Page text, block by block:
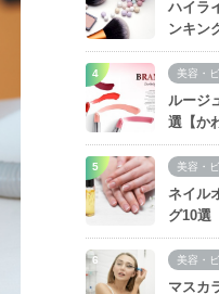
ハイラ
ンキン
美容・
ルージ
選【か
美容・
ネイル
グ10選
美容・
マスカ